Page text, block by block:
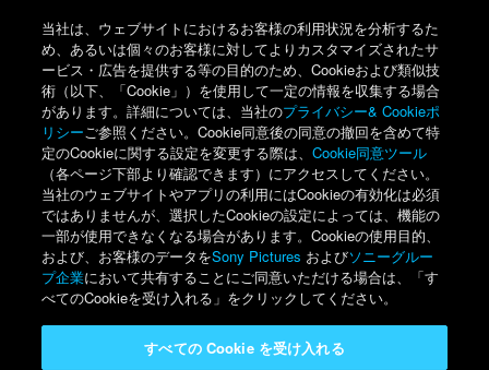
当社は、ウェブサイトにおけるお客様の利用状況を分析するた
め、あるいは個々のお客様に対してよりカスタマイズされたサ
ービス・広告を提供する等の目的のため、Cookieおよび類似技
術（以下、「Cookie」）を使用して一定の情報を収集する場合
があります。詳細については、当社のプライバシー& Cookieポ
リシーご参照ください。Cookie同意後の同意の撤回を含めて特
定のCookieに関する設定を変更する際は、Cookie同意ツール
（各ページ下部より確認できます）にアクセスしてください。
当社のウェブサイトやアプリの利用にはCookieの有効化は必須
ではありませんが、選択したCookieの設定によっては、機能の
一部が使用できなくなる場合があります。Cookieの使用目的、
および、お客様のデータをSony Pictures およびソニーグルー
プ企業において共有することにご同意いただける場合は、「す
べてのCookieを受け入れる」をクリックしてください。
すべての Cookie を受け入れる